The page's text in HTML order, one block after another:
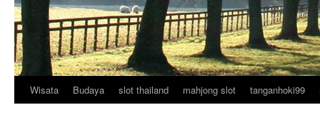
Langsung
Wisata Budaya slot thailand mahjong slot tanganhoki99